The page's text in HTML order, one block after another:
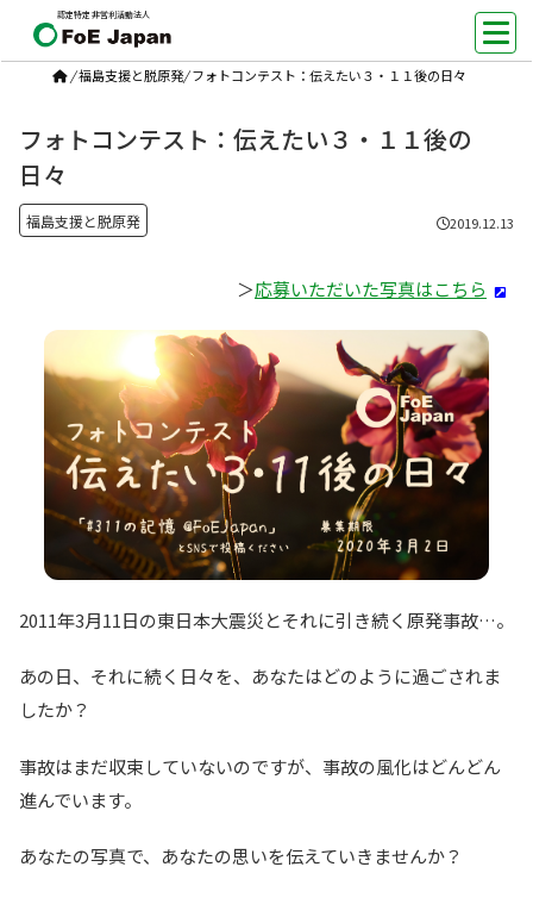
認定特定非営利活動法人
/福島支援と脱原発/ フォトコンテスト：伝えたい３・１１後の日々
フォトコンテスト：伝えたい３・１１後の
日々
福島支援と脱原発 2019.12.13
＞応募いただいた写真はこちら
2011年3月11日の東日本大震災とそれに引き続く原発事故…。
あの日、それに続く日々を、あなたはどのように過ごされま
したか？
事故はまだ収束していないのですが、事故の風化はどんどん
進んでいます。
あなたの写真で、あなたの思いを伝えていきませんか？